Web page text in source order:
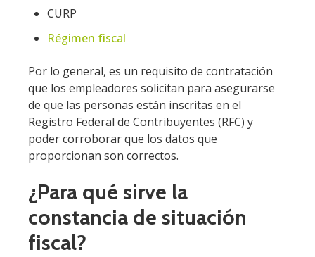
CURP
Régimen fiscal
Por lo general, es un requisito de contratación
que los empleadores solicitan para asegurarse
de que las personas están inscritas en el
Registro Federal de Contribuyentes (RFC) y
poder corroborar que los datos que
proporcionan son correctos.
¿Para qué sirve la
constancia de situación
fiscal?